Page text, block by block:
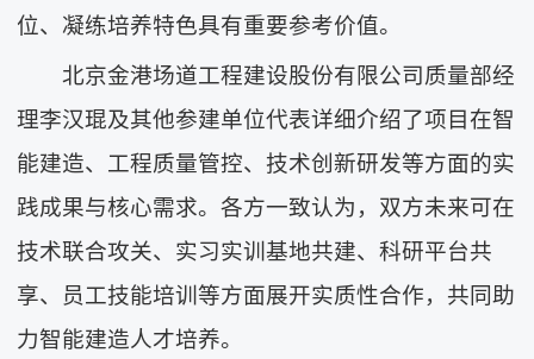
位、凝练培养特色具有重要参考价值。
北京金港场道工程建设股份有限公司质量部经
理李汉琨及其他参建单位代表详细介绍了项目在智
能建造、工程质量管控、技术创新研发等方面的实
践成果与核心需求。各方一致认为，双方未来可在
技术联合攻关、实习实训基地共建、科研平台共
享、员工技能培训等方面展开实质性合作，共同助
力智能建造人才培养。